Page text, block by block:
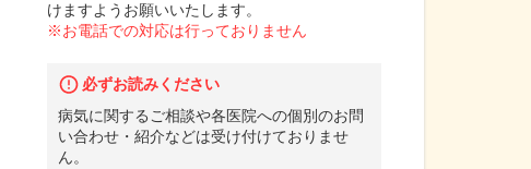
けますようお願いいたします。
※お電話での対応は行っておりません
必ずお読みください
病気に関するご相談や各医院への個別のお問
い合わせ・紹介などは受け付けておりませ
ん。